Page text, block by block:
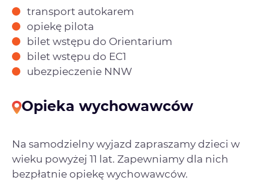
transport autokarem
opiekę pilota
bilet wstępu do Orientarium
bilet wstępu do EC1
ubezpieczenie NNW
Opieka wychowawców
Na samodzielny wyjazd zapraszamy dzieci w
wieku powyżej 11 lat. Zapewniamy dla nich
bezpłatnie opiekę wychowawców.